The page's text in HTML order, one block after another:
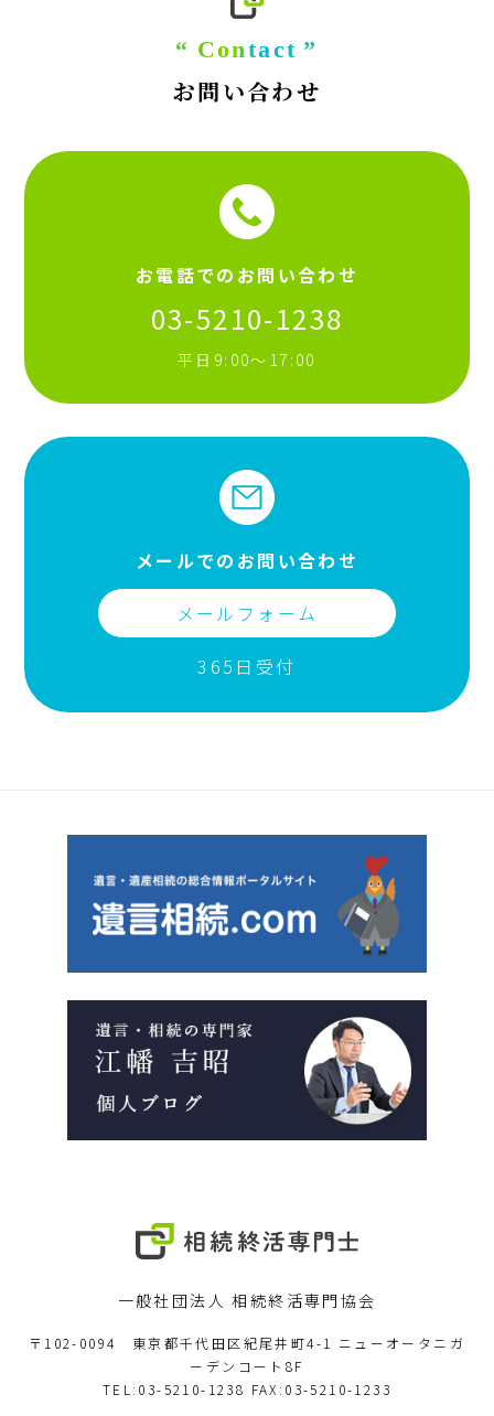
Contact
お問い合わせ
お電話でのお問い合わせ
03-5210-1238
平日9:00〜17:00
メールでのお問い合わせ
メールフォーム
365日受付
一般社団法人 相続終活専門協会
〒102-0094 東京都千代田区紀尾井町4-1 ニューオータニガ
ーデンコート8F
TEL:03-5210-1238 FAX:03-5210-1233